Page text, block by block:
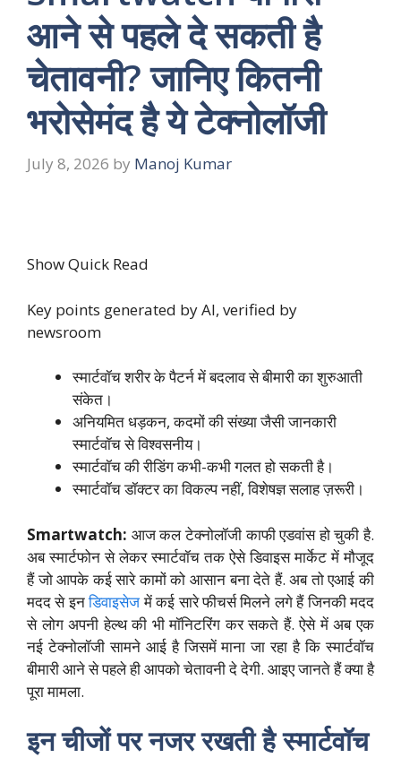
आने से पहले दे सकती है
चेतावनी? जानिए कितनी
भरोसेमंद है ये टेक्नोलॉजी
July 8, 2026 by Manoj Kumar
Show Quick Read
Key points generated by AI, verified by
newsroom
स्मार्टवॉच शरीर के पैटर्न में बदलाव से बीमारी का शुरुआती
संकेत।
अनियमित धड़कन, कदमों की संख्या जैसी जानकारी
स्मार्टवॉच से विश्वसनीय।
स्मार्टवॉच की रीडिंग कभी-कभी गलत हो सकती है।
स्मार्टवॉच डॉक्टर का विकल्प नहीं, विशेषज्ञ सलाह ज़रूरी।
Smartwatch: आज कल टेक्नोलॉजी काफी एडवांस हो चुकी है.
अब स्मार्टफोन से लेकर स्मार्टवॉच तक ऐसे डिवाइस मार्केट में मौजूद
हैं जो आपके कई सारे कामों को आसान बना देते हैं. अब तो एआई की
मदद से इनडिवाइसेजमें कई सारे फीचर्स मिलने लगे हैं जिनकी मदद
से लोग अपनी हेल्थ की भी मॉनिटरिंग कर सकते हैं. ऐसे में अब एक
नई टेक्नोलॉजी सामने आई है जिसमें माना जा रहा है कि स्मार्टवॉच
बीमारी आने से पहले ही आपको चेतावनी दे देगी. आइए जानते हैं क्या है
पूरा मामला.
इन चीजों पर नजर रखती है स्मार्टवॉच